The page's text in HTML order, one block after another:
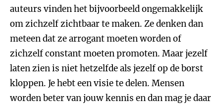
auteurs vinden het bijvoorbeeld ongemakkelijk
om zichzelf zichtbaar te maken. Ze denken dan
meteen dat ze arrogant moeten worden of
zichzelf constant moeten promoten. Maar jezelf
laten zien is niet hetzelfde als jezelf op de borst
kloppen. Je hebt een visie te delen. Mensen
worden beter van jouw kennis en dan mag je daar